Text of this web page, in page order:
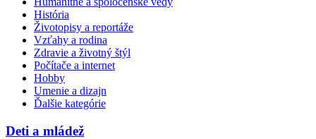
História
Životopisy a reportáže
Vzťahy a rodina
Zdravie a životný štýl
Počítače a internet
Hobby
Umenie a dizajn
Ďalšie kategórie
Deti a mládež